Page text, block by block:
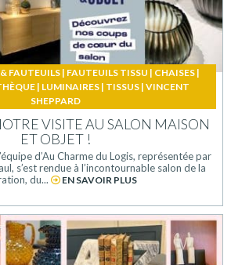
FAUTEUILS | FAUTEUILS TISSU | CHAISES |
| LUMINAIRES | TISSUS | VINCENT
SHEPPARD
VISITE AU SALON MAISON
ET OBJET !
d’Au Charme du Logis, représentée par
s’est rendue à l’incontournable salon de la
du...
EN SAVOIR PLUS